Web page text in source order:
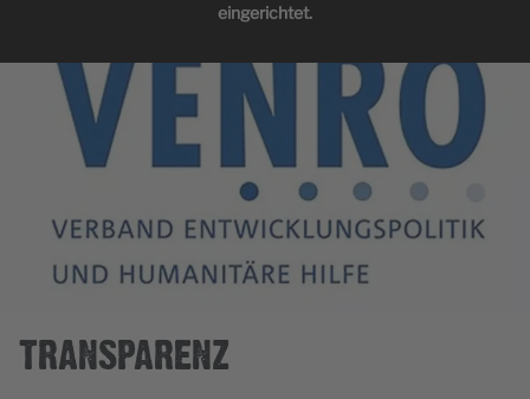
eingerichtet.
TRANSPARENZ